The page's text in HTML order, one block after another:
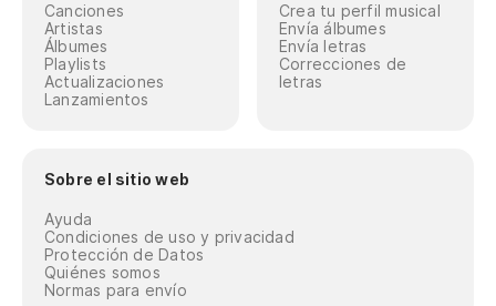
Canciones
Artistas
Álbumes
Playlists
Actualizaciones
Lanzamientos
Crea tu perfil musical
Envía álbumes
Envía letras
Correcciones de
letras
Sobre el sitio web
Ayuda
Condiciones de uso y privacidad
Protección de Datos
Quiénes somos
Normas para envío